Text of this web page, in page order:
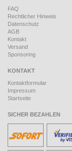
FAQ
Rechtlicher Hinweis
Datenschutz
AGB
Kontakt
Versand
Sponsoring
KONTAKT
Kontaktformular
Impressum
Startseite
SICHER BEZAHLEN